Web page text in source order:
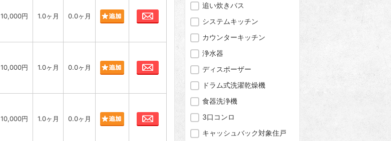
10,000円 1.0ヶ月 0.0ヶ月 お問合わせ
10,000円 1.0ヶ月 0.0ヶ月
10,000円 1.0ヶ月 0.0ヶ月 お問合わせ
追い炊きバス
システムキッチン
カウンターキッチン
浄水器
ディスポーザー
ドラム式洗濯乾燥機
食器洗浄機
3口コンロ
キャッシュバック対象住戸